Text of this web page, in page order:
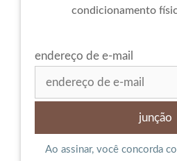
condicionamento
endereço de e-mail
Ao assinar, você concorda